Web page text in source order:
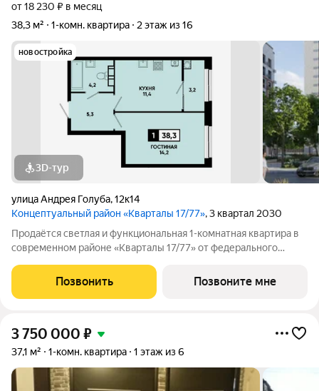
от 18 230 ₽ в месяц
38,3 м²
1-комн. квартира 2 этаж из 16
новостройка
3D-тур
улица Андрея Голуба,12к14
Концептуальный район «Кварталы 17/77», 3 квартал 2030
Продаётся светлая и функциональная 1-комнатная квартира в
современном районе «Кварталы 17/77» от федерального
безопасность и полностью сформированная инфраструктура
обеспечивают максимально
Позвонить Позвоните мне
3 750 000 ₽
37,1 м² 1-комн. квартира 1 этаж из 6